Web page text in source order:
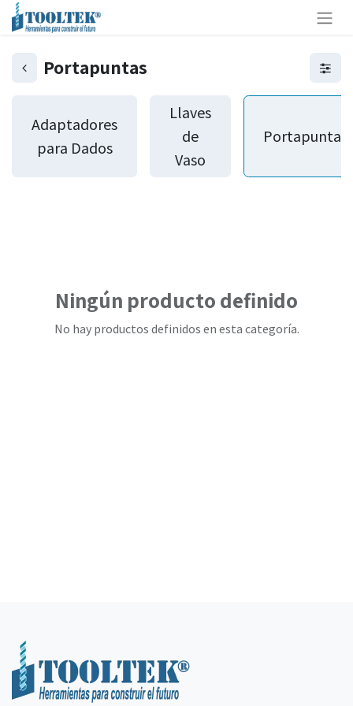
Portapuntas
Adaptadores
para Dados
Llaves
de
Vaso
Portapuntas
Ningún producto definido
No hay productos definidos en esta categoría.